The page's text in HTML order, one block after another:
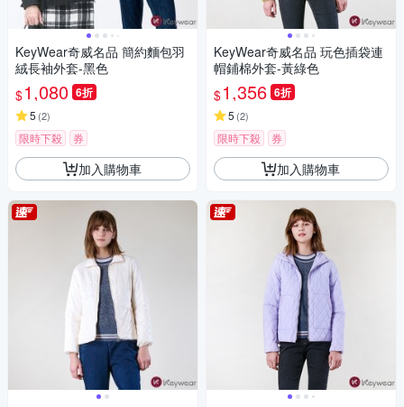
KeyWear奇威名品 簡約麵包羽
絨長袖外套-黑色
$1,080 6折
5 (2)
限時下殺 券
加入購物車
KeyWear奇威名品 玩色插袋連
帽鋪棉外套-黃綠色
$1,356 6折
5 (2)
限時下殺 券
加入購物車